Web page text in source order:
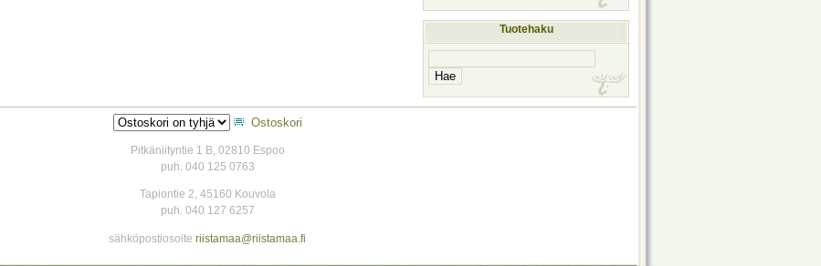
Tuotehaku
Ostoskori
Pitkäniityntie 1 B, 02810 Espoo
puh. 040 125 0763
Tapiontie 2, 45160 Kouvola
puh. 040 127 6257
sähköpostiosoite riistamaa@riistamaa.fi